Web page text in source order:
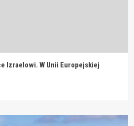
Izraelowi. W Unii Europejskiej